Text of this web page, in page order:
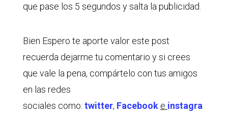
que pase los 5 segundos y salta la publicidad.
Bien Espero te aporte valor este post
recuerda dejarme tu comentario y si crees
que vale la pena, compártelo con tus amigos
en las redes
sociales como: twitter, Facebook e instagra